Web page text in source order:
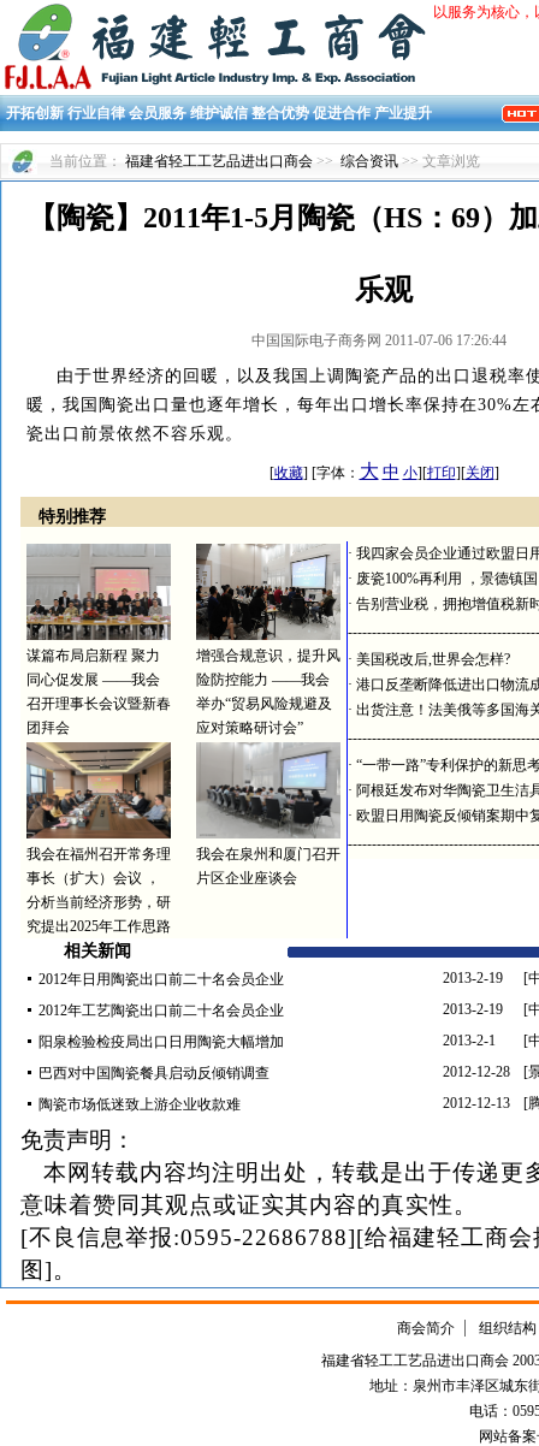
以服务为核心
开拓创新 行业自律 会员服务 维护诚信 整合优势 促进合作 产业提升
当前位置： 福建省轻工工艺品进出口商会 >> 综合资讯 >> 文章浏览
【陶瓷】2011年1-5月陶瓷（HS：69）
乐观
中国国际电子商务网 2011-07-06 17:26:44
由于世界经济的回暖，以及我国上调陶瓷产品的出口退税率
暖，我国陶瓷出口量也逐年增长，每年出口增长率保持在30%左
瓷出口前景依然不容乐观。
[收藏] [字体： 大 中 小][打印][关闭]
特别推荐
谋篇布局启新程 聚力
同心促发展 ——我会
召开理事长会议暨新春
团拜会
增强合规意识，提升风
险防控能力 ——我会
举办“贸易风险规避及
应对策略研讨会”
我会在福州召开常务理
事长（扩大）会议 ，
分析当前经济形势，研
究提出2025年工作思路
我会在泉州和厦门召开
片区企业座谈会
· 我四家会员企业通过欧盟日
· 废瓷100%再利用 ，景德镇
· 告别营业税，拥抱增值税新
· 美国税改后,世界会怎样?
· 港口反垄断降低进出口物流
· 出货注意！法美俄等多国海
· “一带一路”专利保护的新思
· 阿根廷发布对华陶瓷卫生洁
· 欧盟日用陶瓷反倾销案期中
相关新闻
2012年日用陶瓷出口前二十名会员企业 2013-2-19
[
2012年工艺陶瓷出口前二十名会员企业
2013-2-19
[
阳泉检验检疫局出口日用陶瓷大幅增加
2013-2-1
[
巴西对中国陶瓷餐具启动反倾销调查
2012-12-28
[
陶瓷市场低迷致上游企业收款难
2012-12-13 [
免责声明：
本网转载内容均注明出处，转载是出于传递更
意味着赞同其观点或证实其内容的真实性。
[不良信息举报:0595-22686788][给福建轻工商
图]。
商会简介
组织结构
福建省轻工工艺品进出口商会
地址：泉州市丰泽区城东
电话：0595-
网站备